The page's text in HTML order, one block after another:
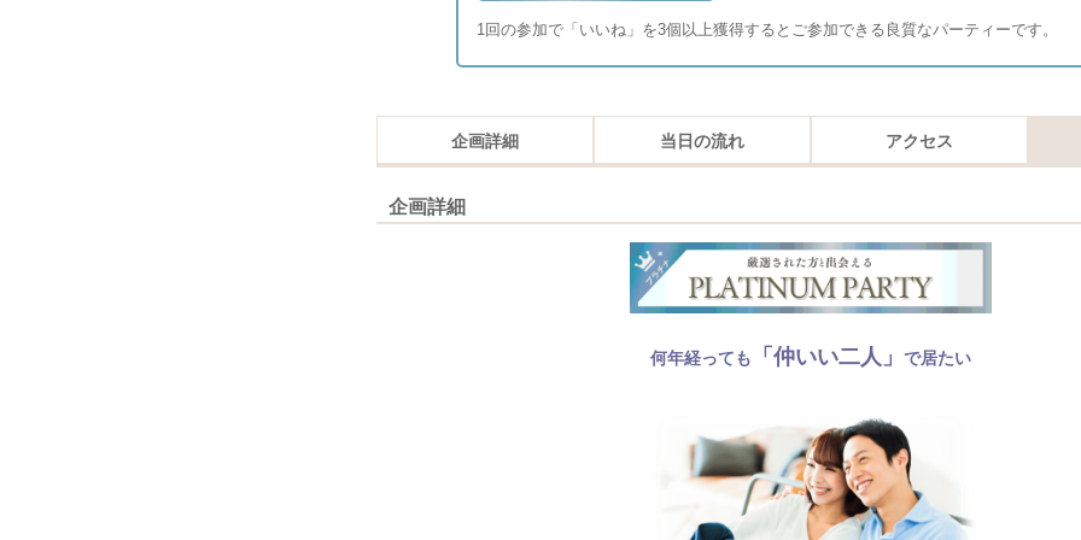
1回の参加で「いいね」を3個以上獲得するとご参加できる良質なパーティーです。
企画詳細 当日の流れ アクセス
企画詳細
何年経っても 「仲いい二人」 で居たい